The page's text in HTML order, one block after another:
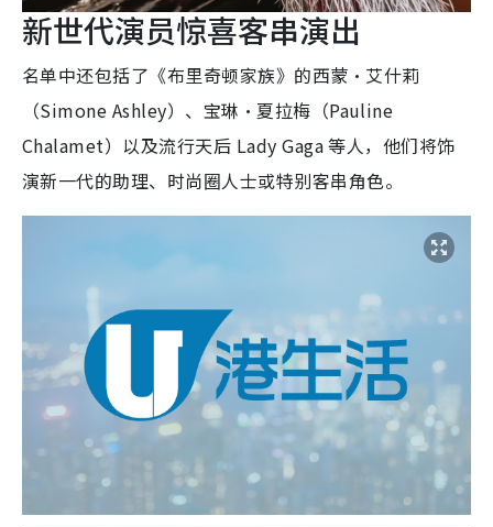
新世代演员惊喜客串演出
名单中还包括了《布里奇顿家族》的西蒙·艾什莉
（Simone Ashley）、宝琳·夏拉梅（Pauline
Chalamet）以及流行天后 Lady Gaga 等人，他们将饰
演新一代的助理、时尚圈人士或特别客串角色。